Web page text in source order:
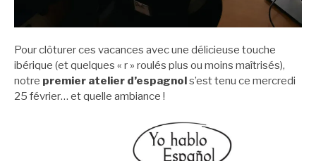
Pour clôturer ces vacances avec une délicieuse touche
ibérique (et quelques « r » roulés plus ou moins maîtrisés),
notre premier atelier d’espagnols’est tenu ce mercredi
25 février… et quelle ambiance !